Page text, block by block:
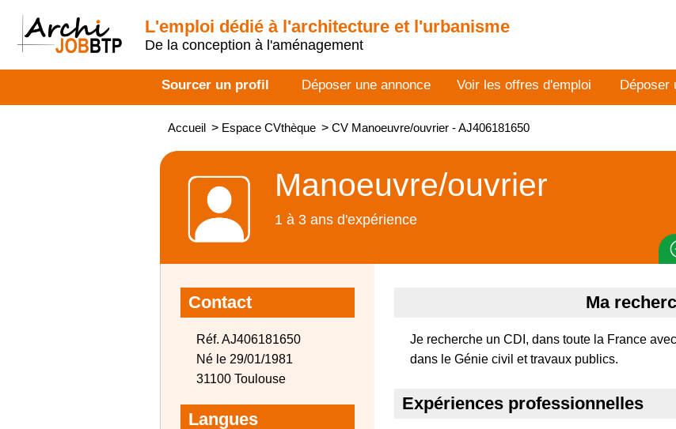
L'emploi dédié à l'architecture et l'urbanisme
De la conception à l'aménagement
Sourcer un profil Déposer une annonce Voir les offres d'emploi Déposer
Accueil > Espace CVthèque > CV Manoeuvre/ouvrier - AJ406181650
Manoeuvre/ouvrier
1 à 3 ans d'expérience
Contact
Réf. AJ406181650
Né le 29/01/1981
31100 Toulouse
Langues
Ma
Je recherche un CDI, dans toute la France
dans le Génie civil et travaux publics.
Expériences professionnelles